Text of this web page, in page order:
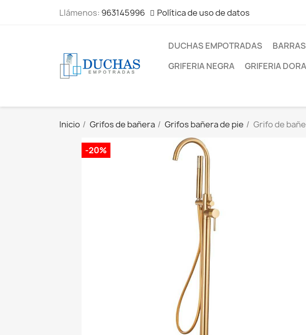
Llámenos: 963145996 Política de uso de datos
DUCHAS EMPOTRADAS
GRIFERIA NEGRA
GRIFERIA
Inicio Grifos de bañera Grifos bañera de pie Grifo de
-20%